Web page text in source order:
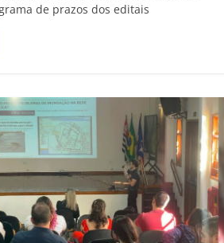
de prazos dos editais